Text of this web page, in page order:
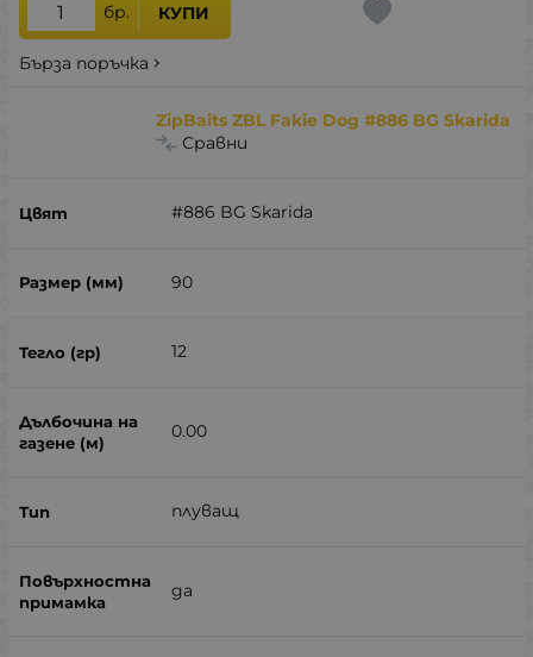
бр. КУПИ
Бърза поръчка
ZipBaits ZBL Fakie Dog #886 BG Skarida
Сравни
#886 BG Skarida
90
12
0.00
плуващ
да